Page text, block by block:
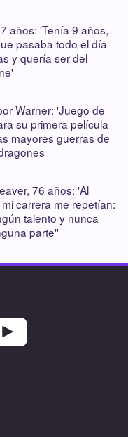
años: 'Tenía 9 años,
pasaba todo el día
y quería ser del
Warner: 'Juego de
su primera película
mayores guerras de
76 años: 'Al
carrera me repetían:
talento y nunca
parte''